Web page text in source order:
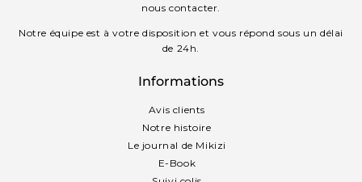
nous contacter.
Notre équipe est à votre disposition et vous répond sous un délai
de 24h.
Informations
Avis clients
Notre histoire
Le journal de Mikizi
E-Book